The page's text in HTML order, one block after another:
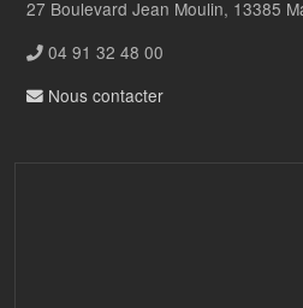
27 Boulevard Jean Moulin, 13385
04 91 32 48 00
Nous contacter